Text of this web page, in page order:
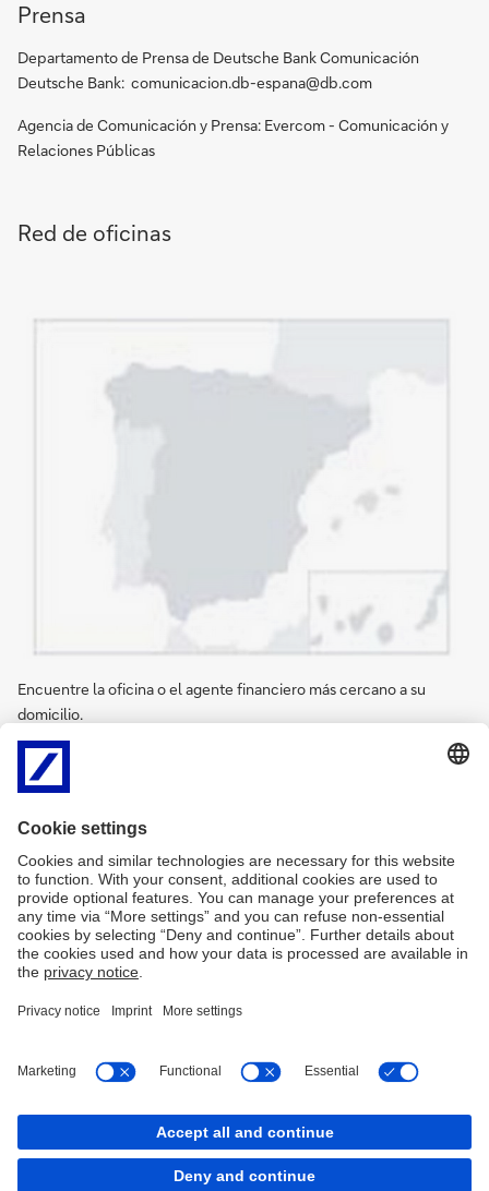
Prensa
Departamento de Prensa de Deutsche Bank Comunicación
Deutsche Bank: comunicacion.db-espana@db.com
Agencia de Comunicación y Prensa: Evercom - Comunicación y
Relaciones Públicas
Red de oficinas
Encuentre la oficina o el agente financiero más cercano a su
domicilio.
Buscador de oficinas
Servicio de Atención al Cliente
Contacte con el Servicio de Atención a Clientes de Deutsche Bank
para tramitar sus reclamaciones de acuerdo con la normativa del
banco de España
Servicio de Atención a Clientes
Accesibilidad Aviso legal
Canal de Denuncias
Política de Protección de Datos
Política de Cookies
PSD2
Tablón de anuncios Cookies